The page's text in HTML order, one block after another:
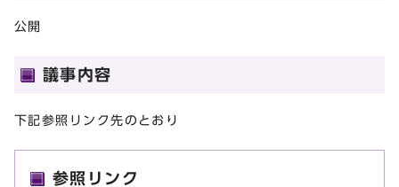
公開
議事内容
下記参照リンク先のとおり
参照リンク